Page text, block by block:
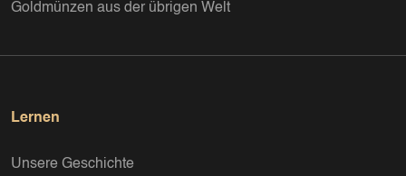
Goldmünzen aus der übrigen Welt
Lernen
Unsere Geschichte